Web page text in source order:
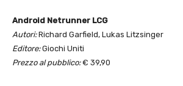
Android Netrunner LCG
Autori:Richard Garfield, Lukas Litzsinger
Editore:Giochi Uniti
Prezzo al pubblico:€ 39,90